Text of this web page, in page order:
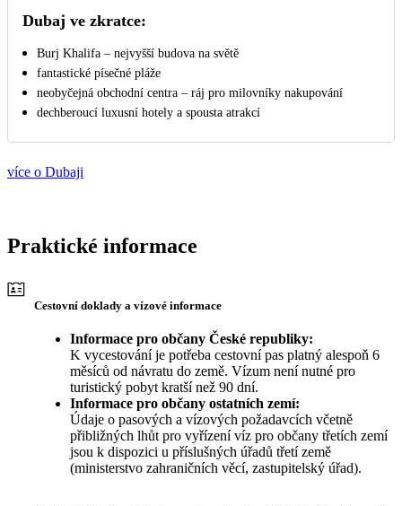
Dubaj ve zkratce:
Burj Khalifa – nejvyšší budova na světě
fantastické písečné pláže
neobyčejná obchodní centra – ráj pro milovníky nakupování
dechberoucí luxusní hotely a spousta atrakcí
více o Dubaji
Praktické informace
Cestovní doklady a vízové informace
Informace pro občany České republiky:
K vycestování je potřeba cestovní pas platný alespoň 6
měsíců od návratu do země. Vízum není nutné pro
turistický pobyt kratší než 90 dní.
Informace pro občany ostatních zemí:
Údaje o pasových a vízových požadavcích včetně
přibližných lhůt pro vyřízení víz pro občany třetích zemí
jsou k dispozici u příslušných úřadů třetí země
(ministerstvo zahraničních věcí, zastupitelský úřad).